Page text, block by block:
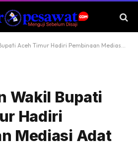
Pembinaan Mediasi Adat untuk Meningkatkan Penyelesaian Sengketa di Gampong
Wakil Bupati
Hadiri
Mediasi Adat